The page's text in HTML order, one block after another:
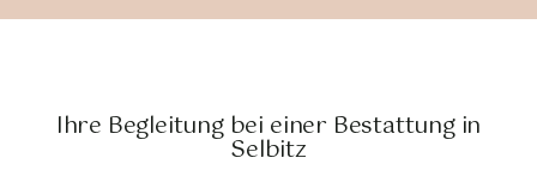
Ihre Begleitung bei einer Bestattung in
Selbitz